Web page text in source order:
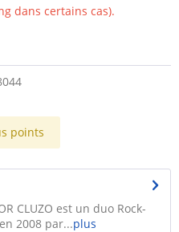
dans certains cas).
points
CLUZO est un duo Rock-
2008 par...plus